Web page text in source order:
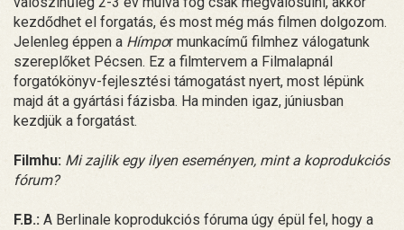
kezdődhet el forgatás, és most még más filmen dolgozom.
Jelenleg éppen a Hímpor munkacímű filmhez válogatunk
szereplőket Pécsen. Ez a filmtervem a Filmalapnál
forgatókönyv-fejlesztési támogatást nyert, most lépünk
majd át a gyártási fázisba. Ha minden igaz, júniusban
kezdjük a forgatást.
Filmhu: Mi zajlik egy ilyen eseményen, mint a koprodukciós
fórum?
F.B.: A Berlinale koprodukciós fóruma úgy épül fel, hogy a